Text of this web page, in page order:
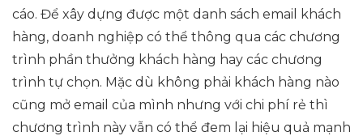
cáo. Để xây dựng được một danh sách email khách
hàng, doanh nghiệp có thể thông qua các chương
trình phần thưởng khách hàng hay các chương
trình tự chọn. Mặc dù không phải khách hàng nào
cũng mở email của mình nhưng với chi phí rẻ thì
chương trình này vẫn có thể đem lại hiệu quả mạnh